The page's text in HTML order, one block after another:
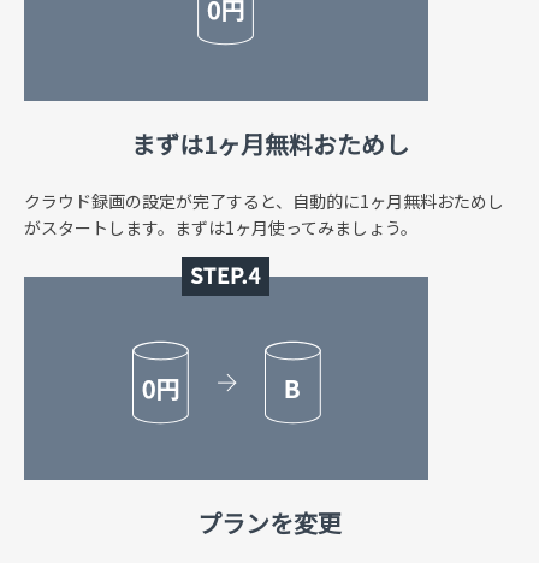
まずは1ヶ月無料おためし
クラウド録画の設定が完了すると、自動的に1ヶ月無料おためし
がスタートします。まずは1ヶ月使ってみましょう。
プランを変更